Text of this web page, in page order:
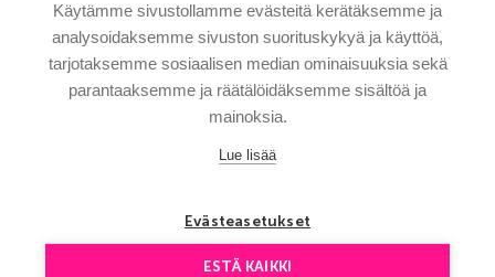
Käytämme sivustollamme evästeitä kerätäksemme ja
analysoidaksemme sivuston suorituskykyä ja käyttöä,
tarjotaksemme sosiaalisen median ominaisuuksia sekä
parantaaksemme ja räätälöidäksemme sisältöä ja
mainoksia.
Lue lisää
Evästeasetukset
ESTÄ KAIKKI
RESEVILLKOR
BRA ATT VETA
KONTAKTA OSS
Copyright © Aventours 2026